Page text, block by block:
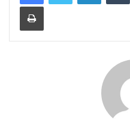
Yazdır